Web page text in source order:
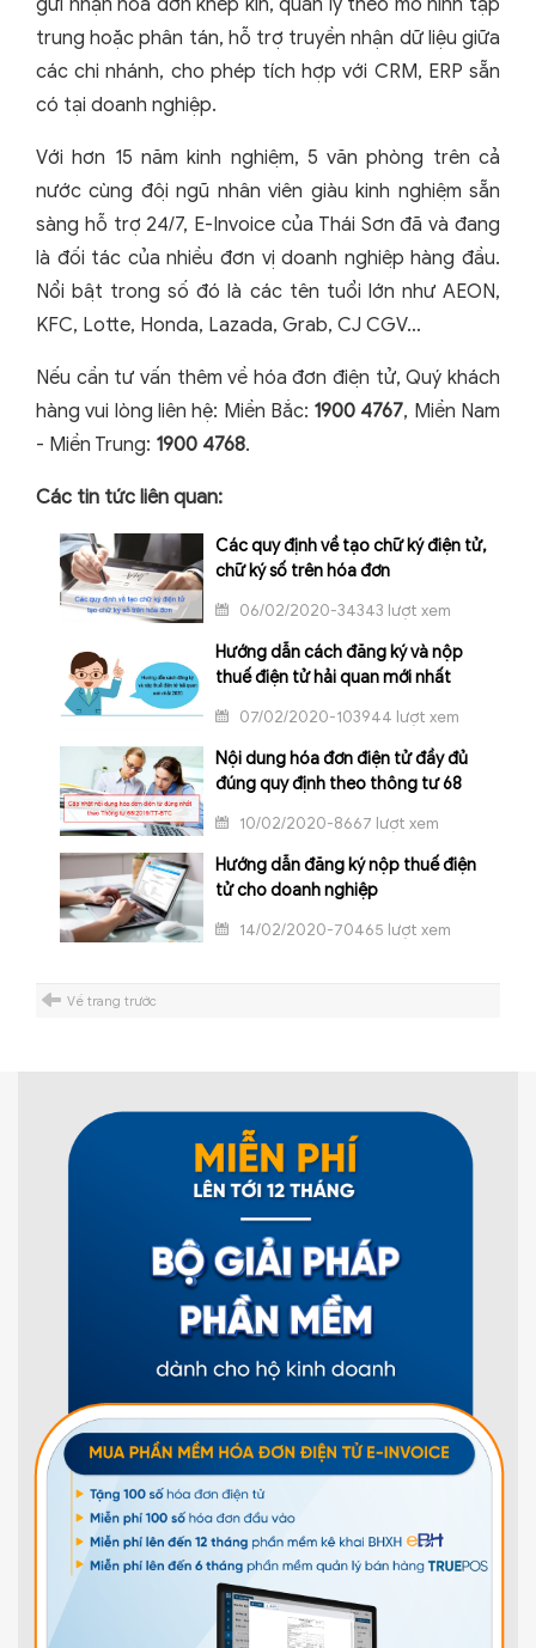
trung hoặc phân tán, hỗ trợ truyền nhận dữ liệu giữa
các chi nhánh, cho phép tích hợp với CRM, ERP sẵn
có tại doanh nghiệp.
Với hơn 15 năm kinh nghiệm, 5 văn phòng trên cả
nước cùng đội ngũ nhân viên giàu kinh nghiệm sẵn
sàng hỗ trợ 24/7, E-Invoice của Thái Sơn đã và đang
là đối tác của nhiều đơn vị doanh nghiệp hàng đầu.
Nổi bật trong số đó là các tên tuổi lớn như AEON,
KFC, Lotte, Honda, Lazada, Grab, CJ CGV…
Nếu cần tư vấn thêm về hóa đơn điện tử, Quý khách
hàng vui lòng liên hệ: Miền Bắc: 1900 4767, Miền Nam
- Miền Trung: 1900 4768.
Các tin tức liên quan:
Các quy định về tạo chữ ký điện tử,
chữ ký số trên hóa đơn
06/02/2020-34343 lượt xem
Hướng dẫn cách đăng ký và nộp
thuế điện tử hải quan mới nhất
07/02/2020-103944 lượt xem
Nội dung hóa đơn điện tử đầy đủ
đúng quy định theo thông tư 68
10/02/2020-8667 lượt xem
Hướng dẫn đăng ký nộp thuế điện
tử cho doanh nghiệp
14/02/2020-70465 lượt xem
Về trang trước